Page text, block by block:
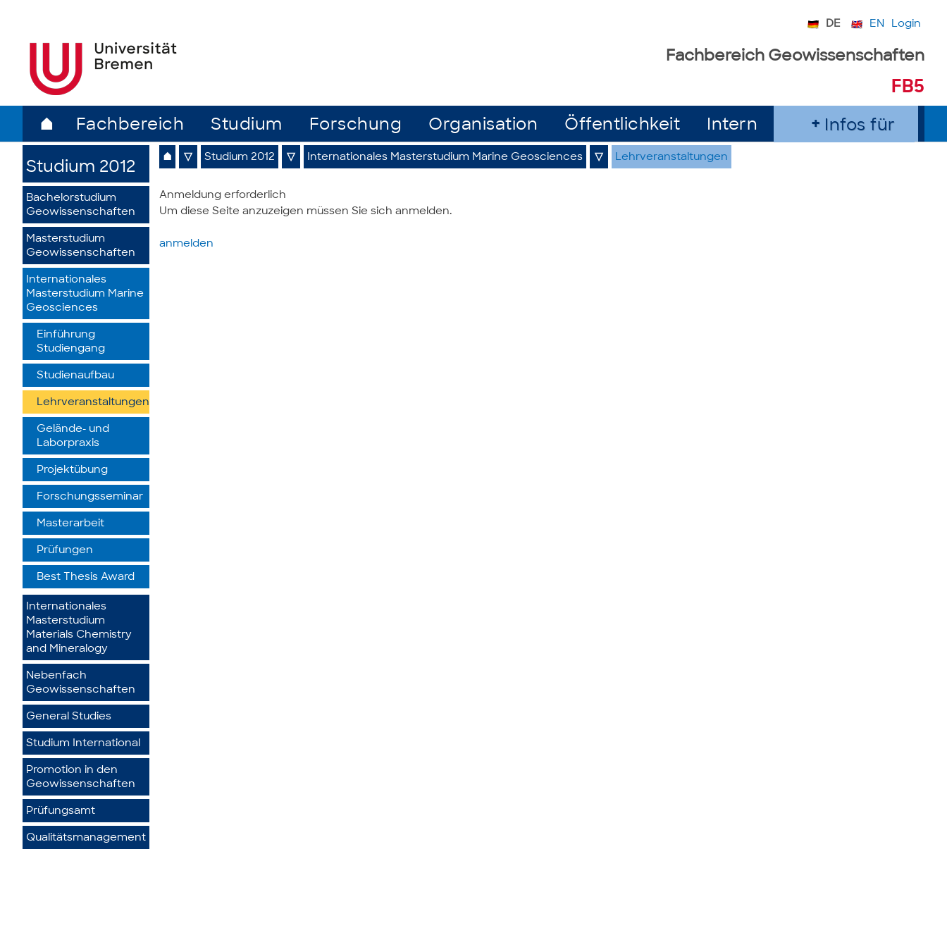
DE EN Login
Fachbereich Geowissenschaften
FB5
⌂ Fachbereich Studium Forschung Organisation Öffentlichkeit Intern Infos für
Studium 2012
Bachelorstudium
Geowissenschaften
Masterstudium
Geowissenschaften
Internationales
Masterstudium Marine
Geosciences
Einführung
Studiengang
Studienaufbau
Lehrveranstaltungen
Gelände- und
Laborpraxis
Projektübung
Forschungsseminar
Masterarbeit
Prüfungen
Best Thesis Award
Internationales
Masterstudium
Materials Chemistry
and Mineralogy
Nebenfach
Geowissenschaften
General Studies
Studium International
Promotion in den
Geowissenschaften
Prüfungsamt
Qualitätsmanagement
⌂ ▽ Studium 2012 ▽ Internationales Masterstudium Marine Geosciences ▽ Lehrveranstaltungen
Anmeldung erforderlich
Um diese Seite anzuzeigen müssen Sie sich anmelden.
anmelden